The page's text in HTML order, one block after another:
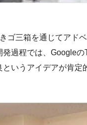
ゴ三箱を通じてアド
過程では、Google
いうアイデアが肯定